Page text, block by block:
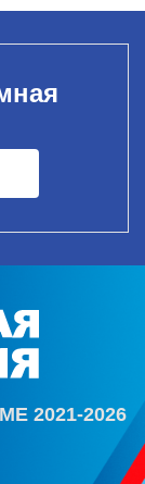
2021-2026